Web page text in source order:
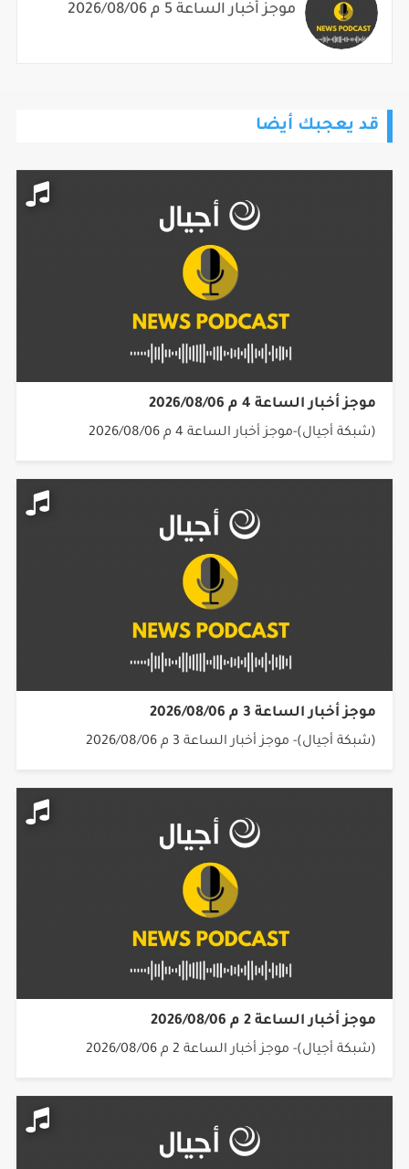
موجز أخبار الساعة 5 م 2026/08/06
قد يعجبك أيضا
موجز أخبار الساعة 4 م 2026/08/06
(شبكة أجيال)-موجز أخبار الساعة 4 م 2026/08/06
موجز أخبار الساعة 3 م 2026/08/06
(شبكة أجيال)- موجز أخبار الساعة 3 م 2026/08/06
موجز أخبار الساعة 2 م 2026/08/06
(شبكة أجيال)- موجز أخبار الساعة 2 م 2026/08/06